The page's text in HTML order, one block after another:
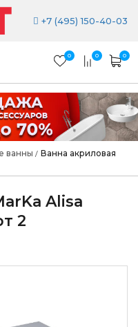
+7 (495) 150-40-03
0 0 0
ванны / Ванна акриловая
Alisa
2